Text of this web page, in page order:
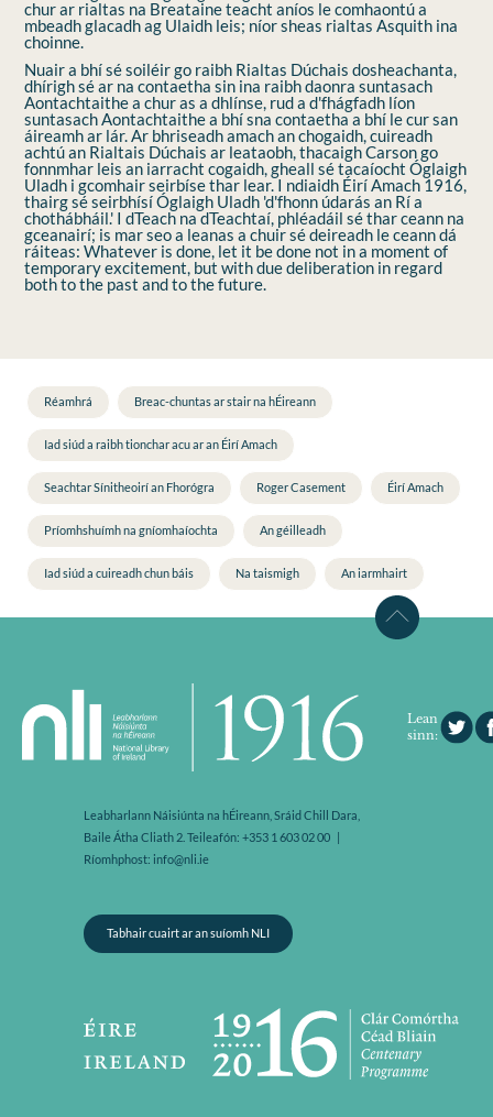
chur ar rialtas na Breataine teacht aníos le comhaontú a
mbeadh glacadh ag Ulaidh leis; níor sheas rialtas Asquith ina
choinne.
Nuair a bhí sé soiléir go raibh Rialtas Dúchais dosheachanta,
dhírigh sé ar na contaetha sin ina raibh daonra suntasach
Aontachtaithe a chur as a dhlínse, rud a d'fhágfadh líon
suntasach Aontachtaithe a bhí sna contaetha a bhí le cur san
áireamh ar lár. Ar bhriseadh amach an chogaidh, cuireadh
achtú an Rialtais Dúchais ar leataobh, thacaigh Carson go
fonnmhar leis an iarracht cogaidh, gheall sé tacaíocht Óglaigh
Uladh i gcomhair seirbíse thar lear. I ndiaidh Éirí Amach 1916,
thairg sé seirbhísí Óglaigh Uladh 'd'fhonn údarás an Rí a
chothábháil.' I dTeach na dTeachtaí, phléadáil sé thar ceann na
gceanairí; is mar seo a leanas a chuir sé deireadh le ceann dá
ráiteas: Whatever is done, let it be done not in a moment of
temporary excitement, but with due deliberation in regard
both to the past and to the future.
Réamhrá Breac-chuntas ar stair na hÉireann
Iad siúd a raibh tionchar acu ar an Éirí Amach
Seachtar Sínitheoirí an Fhorógra Roger Casement Éirí Amach
Príomhshuímh na gníomhaíochta An géilleadh
Iad siúd a cuireadh chun báis Na taismigh An iarmhairt
Lean
sinn:
Leabharlann Náisiúnta na hÉireann, Sráid Chill Dara,
Baile Átha Cliath 2. Teileafón: +353 1 603 02 00 |
Ríomhphost: info@nli.ie
Tabhair cuairt ar an suíomh NLI